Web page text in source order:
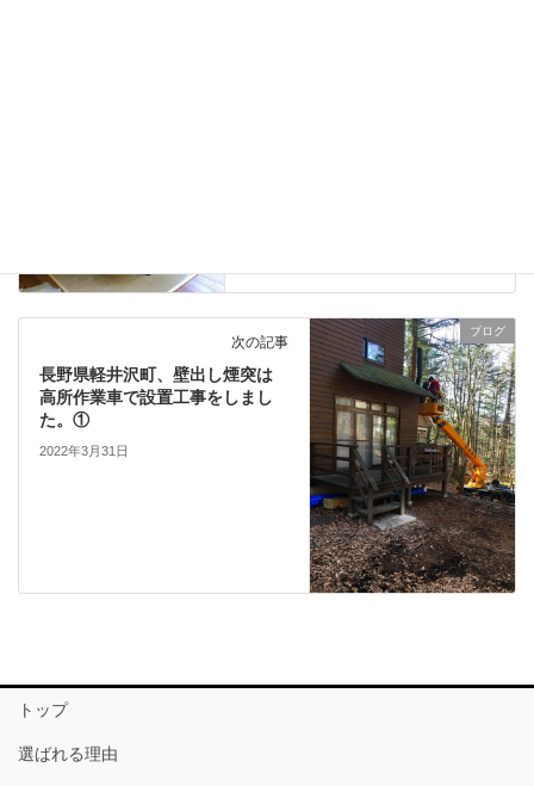
ブログ
次の記事
長野県軽井沢町、壁出し煙突は
高所作業車で設置工事をしまし
た。①
2022年3月31日
トップ
選ばれる理由